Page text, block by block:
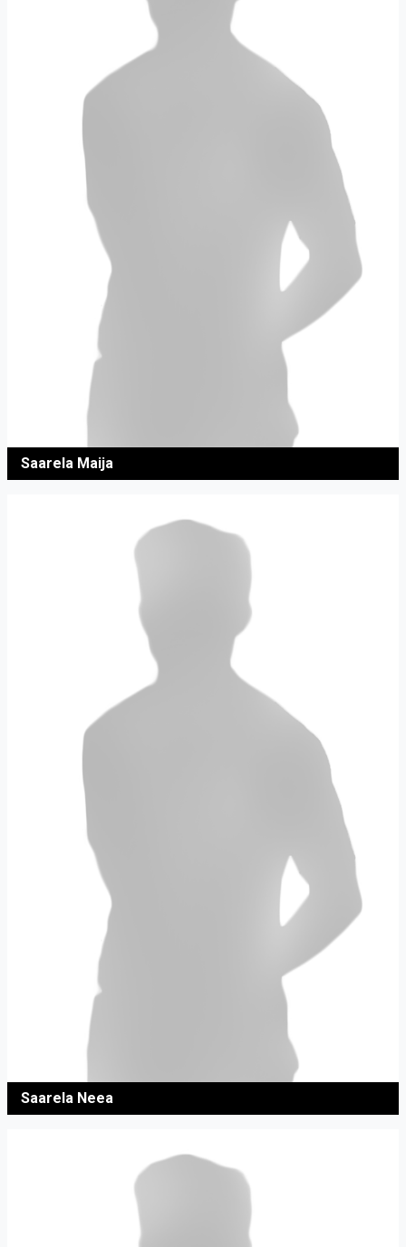
Saarela Maija
Saarela Neea